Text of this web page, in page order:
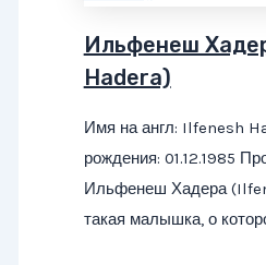
Ильфенеш
Hadera)
Имя на англ: Ilfenesh
рождения: 01.12.1985
Ильфенеш Хадера
такая малышка, о